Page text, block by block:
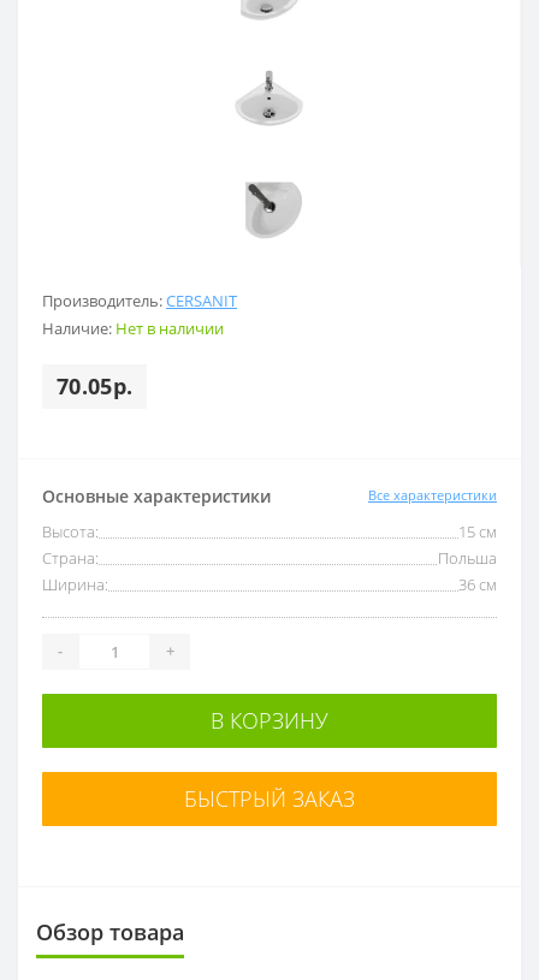
Производитель:CERSANIT
Наличие: Нет в наличии
70.05р.
Основные характеристики Все характеристики
Высота:
15 см
Страна:
Польша
Ширина:
36 см
- +
В КОРЗИНУ
БЫСТРЫЙ ЗАКАЗ
Обзор товара